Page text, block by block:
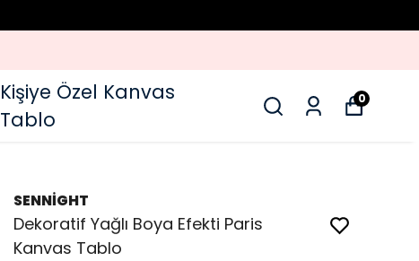
Kişiye Özel Kanvas
Tablo
0
SENNİGHT
Dekoratif Yağlı Boya Efekti Paris
Kanvas Tablo